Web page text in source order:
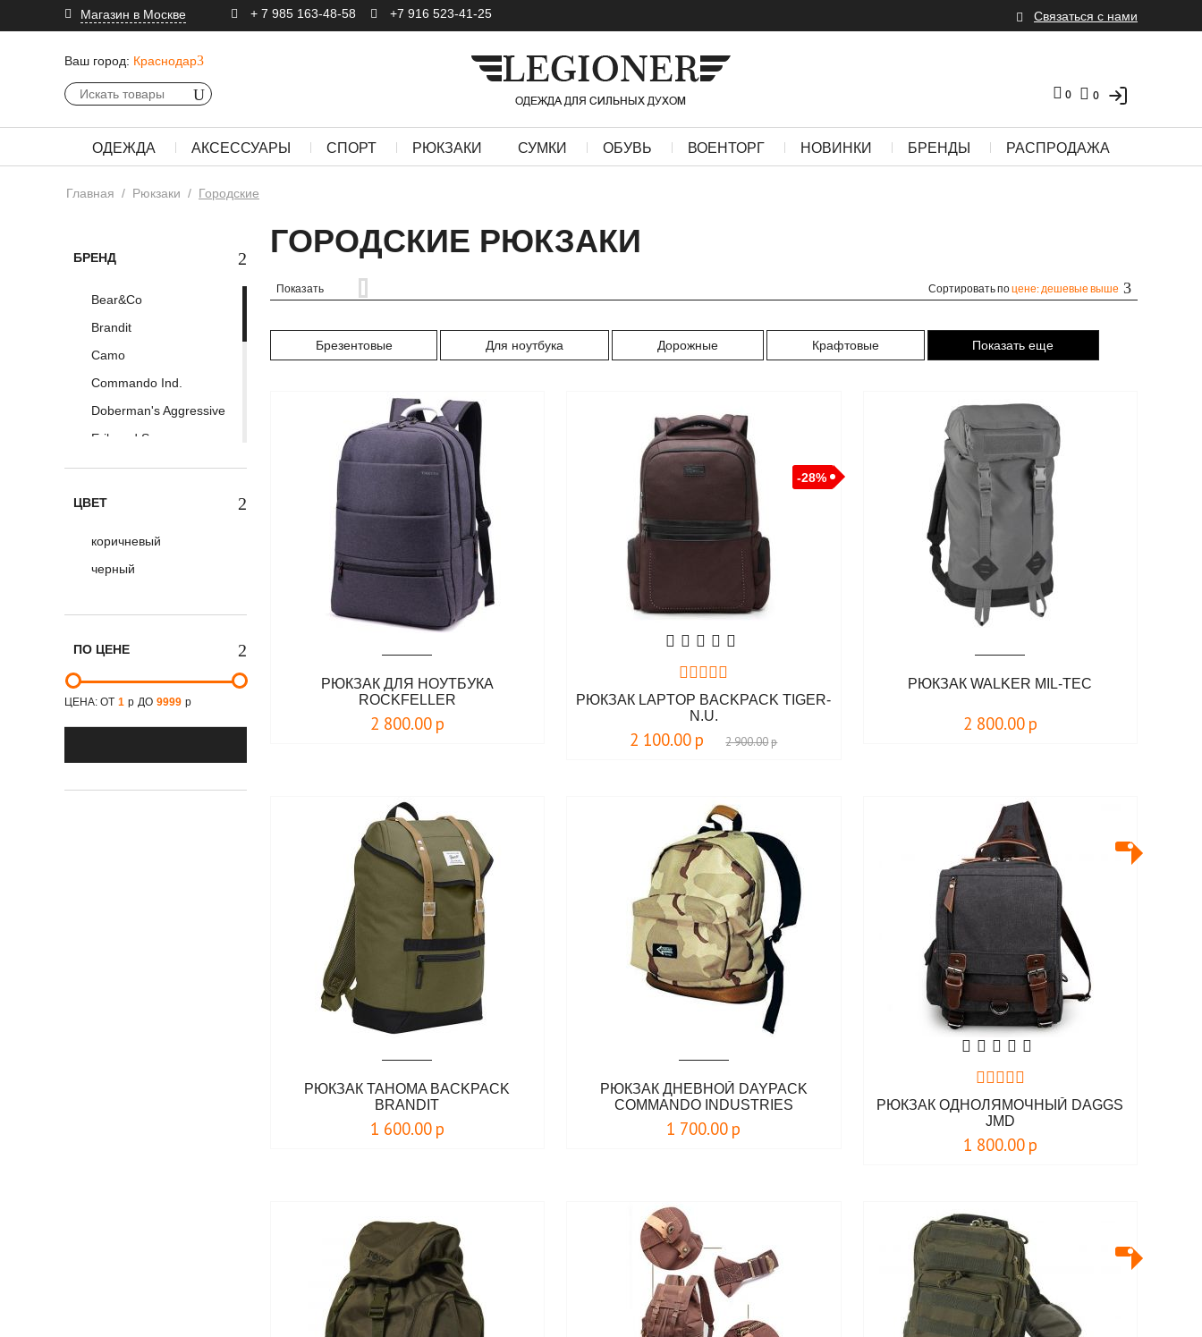
Магазин в Москве + 7 985 163-48-58 +7 916 523-41-25 Связаться с нами
Ваш город: Краснодар
0
0
ОДЕЖДА АКСЕССУАРЫ СПОРТ РЮКЗАКИ СУМКИ ОБУВЬ ВОЕНТОРГ НОВИНКИ БРЕНДЫ РАСПРОДАЖА
Главная / Рюкзаки / Городские
БРЕНД
Bear&Co
Brandit
Camo
Commando Ind.
Doberman's Aggressive
Erik and Sons
ESDY Tactical
JMD
Max Fuchs
Tactical Frog
Thor Steinar
ЦВЕТ
коричневый
черный
ПО ЦЕНЕ
ЦЕНА: ОТ 1 р ДО 9999 р
ГОРОДСКИЕ РЮКЗАКИ
Показать Сортировать поцене: дешевые выше
Брезентовые Для ноутбука Дорожные Крафтовые Показать еще
РЮКЗАК ДЛЯ НОУТБУКА
ROCKFELLER
2 800.00 р
-28%
РЮКЗАК LAPTOP BACKPACK TIGER-
N.U.
2 100.00 р 2 900.00р
РЮКЗАК WALKER MIL-TEC
2 800.00 р
РЮКЗАК TAHOMA BACKPACK
BRANDIT
1 600.00 р
РЮКЗАК ДНЕВНОЙ DAYPACK
COMMANDO INDUSTRIES
1 700.00 р
РЮКЗАК ОДНОЛЯМОЧНЫЙ DAGGS
JMD
1 800.00 р